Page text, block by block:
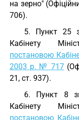
на зерно"
706).
5. Пункт 25
Кабінету
постановою
2003 р. № 717
21, ст. 937).
6. Пункт 8
Кабінету
постановою